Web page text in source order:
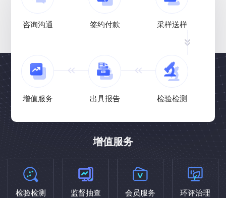
咨询沟通 签约付款 采样送样
增值服务 出具报告 检验检测
增值服务
检验检测 监督抽查 会员服务 环评治理